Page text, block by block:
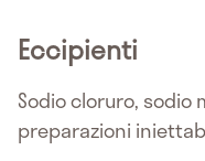
Eccipienti
Sodio cloruro,
preparazioni